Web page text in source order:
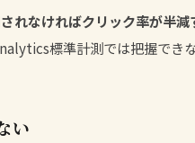
れなければクリック率が半減
標準計測では把握でき
い